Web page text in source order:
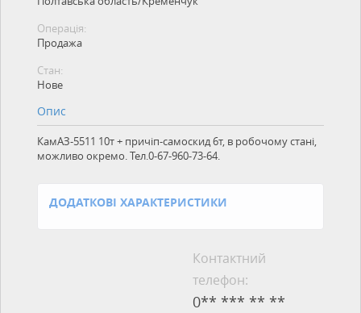
Операція:
Продажа
Стан:
Нове
Опис
КамАЗ-5511 10т + причіп-самоскид 6т, в робочому стані,
можливо окремо. Тел.0-67-960-73-64.
ДОДАТКОВІ ХАРАКТЕРИСТИКИ
Контактний
телефон:
0** *** ** **